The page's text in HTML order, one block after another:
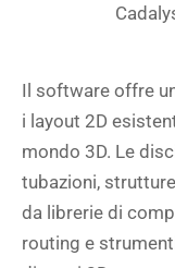
Il software offre
i layout 2D
mondo 3D. Le
tubazioni,
da librerie di
routing e